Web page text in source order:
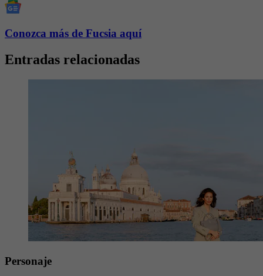
Conozca más de Fucsia aquí
Entradas relacionadas
Personaje